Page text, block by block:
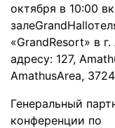
октября в 10:00
«GrandResort» в
адресу: 127,
AmathusArea,
Генеральный
конференции по